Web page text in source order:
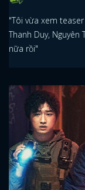
"Tôi vừa xem
Thanh Duy,
nữa rồi"